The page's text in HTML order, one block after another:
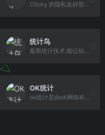
Clicky 的隐私友好型实时网站分析服务是实时监控、分析和响应网站流量的最佳方式。
统计鸟
最新统计技术,能让站长随时看见站点状态，海量辅助功能满足站长各种需求，让站长更加方便快捷管理站点。
OK统计
ok统计是由ok网络科技有限公司研发的一款流量监控分析平台，提供网站流量统计服务，致力于为网站开发者及中小企业提供专业的营销工具和解决方案。